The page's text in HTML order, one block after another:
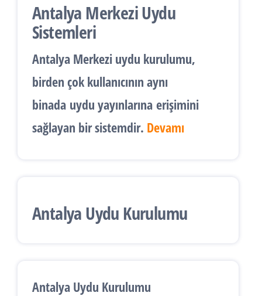
Antalya Merkezi Uydu
Sistemleri
Antalya Merkezi uydu kurulumu,
birden çok kullanıcının aynı
binada uydu yayınlarına erişimini
sağlayan bir sistemdir. Devamı
Antalya Uydu Kurulumu
Antalya Uydu Kurulumu